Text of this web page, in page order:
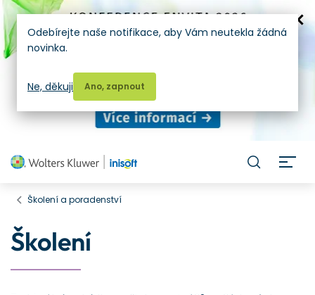
Školení a poradenství
Školení
Odebírejte naše notifikace, aby Vám neutekla žádná
novinka.
Ano, zapnout
Ne, děkuji